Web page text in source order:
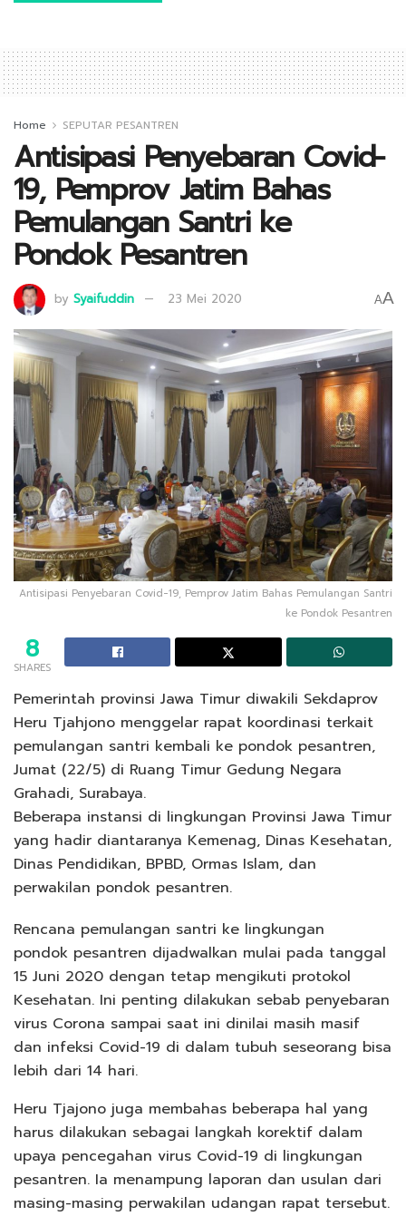
Home SEPUTAR PESANTREN
Antisipasi Penyebaran Covid-
19, Pemprov Jatim Bahas
Pemulangan Santri ke
Pondok Pesantren
by Syaifuddin 23 Mei 2020 AA
Antisipasi Penyebaran Covid-19, Pemprov Jatim Bahas Pemulangan Santri
ke Pondok Pesantren
8
SHARES
Pemerintah provinsi Jawa Timur diwakili Sekdaprov
Heru Tjahjono menggelar rapat koordinasi terkait
pemulangan santri kembali ke pondok pesantren,
Jumat (22/5) di Ruang Timur Gedung Negara
Grahadi, Surabaya.
Beberapa instansi di lingkungan Provinsi Jawa Timur
yang hadir diantaranya Kemenag, Dinas Kesehatan,
Dinas Pendidikan, BPBD, Ormas Islam, dan
perwakilan pondok pesantren.
Rencana pemulangan santri ke lingkungan
pondok pesantren dijadwalkan mulai pada tanggal
15 Juni 2020 dengan tetap mengikuti protokol
Kesehatan. Ini penting dilakukan sebab penyebaran
virus Corona sampai saat ini dinilai masih masif
dan infeksi Covid-19 di dalam tubuh seseorang bisa
lebih dari 14 hari.
Heru Tjajono juga membahas beberapa hal yang
harus dilakukan sebagai langkah korektif dalam
upaya pencegahan virus Covid-19 di lingkungan
pesantren. Ia menampung laporan dan usulan dari
masing-masing perwakilan udangan rapat tersebut.